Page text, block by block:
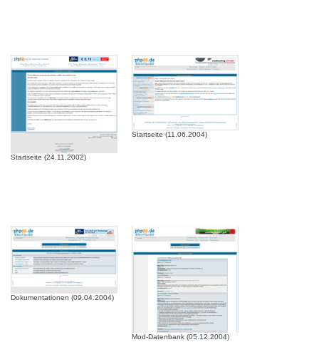
Startseite (24.11.2002)
Startseite (11.06.2004)
Dokumentationen (09.04.2004)
Mod-Datenbank (05.12.2004)